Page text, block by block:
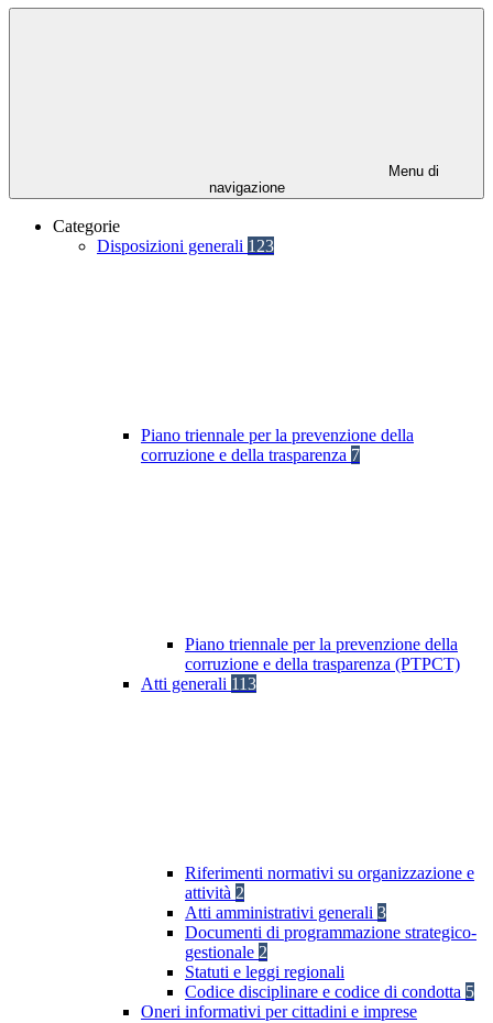
Menu di
navigazione
Categorie
Disposizioni generali 123
Piano triennale per la prevenzione della
corruzione e della trasparenza 7
Piano triennale per la prevenzione della
corruzione e della trasparenza (PTPCT)
Atti generali 113
Riferimenti normativi su organizzazione e
attività 2
Atti amministrativi generali 3
Documenti di programmazione strategico-
gestionale 2
Statuti e leggi regionali
Codice disciplinare e codice di condotta 5
Oneri informativi per cittadini e imprese